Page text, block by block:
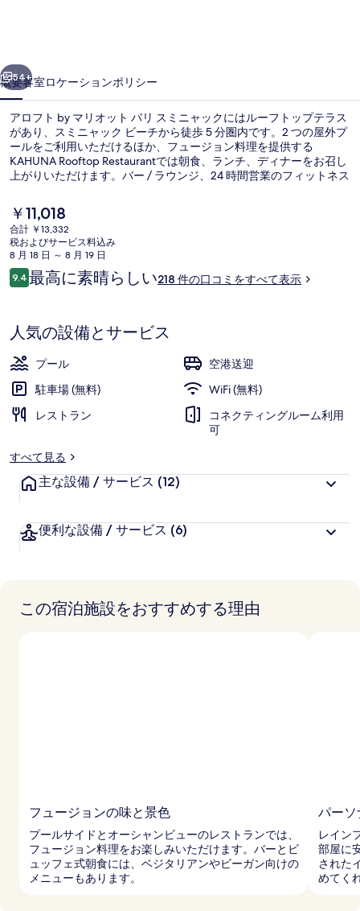
オ
ッ
ト
バ
リ
ス
ミ
ニ
ャ
ク
の
写
真
ャ
次へ
54+
概要客室ロケーションポリシー
アロフト by マリオット バリ スミニャックにはルーフトップテラス
があり、スミニャック ビーチから徒歩 5 分圏内です。2 つの屋外プ
ールをご利用いただけるほか、フュージョン料理を提供する
KAHUNA Rooftop Restaurantでは朝食、ランチ、ディナーをお召し
上がりいただけます。バー / ラウンジ、24 時間営業のフィットネス
スタッフを評価しています。
現
在
の
料
金
は
す
￥11,018
合計 ￥13,332
税およびサービス料込み
8 月 18 日 ～ 8 月 19 日
口
コ
9.410段階中9.4
最高に素晴らしい218 件の口コミをすべて表示
人気の設備とサービス
プール
空港送迎
駐車場 (無料)
WiFi (無料)
レストラン
コネクティングルーム利用
可
すべて見る
主な設備 / サービス (12)
便利な設備 / サービス (6)
この宿泊施設をおすすめする理由
フュージョンの味と景色
プールサイドとオーシャンビューのレストランでは、
フュージョン料理をお楽しみいただけます。バーとビ
ュッフェ式朝食には、ベジタリアンやビーガン向けの
メニューもあります。
パーソ
レイン
部屋に
された
めてく